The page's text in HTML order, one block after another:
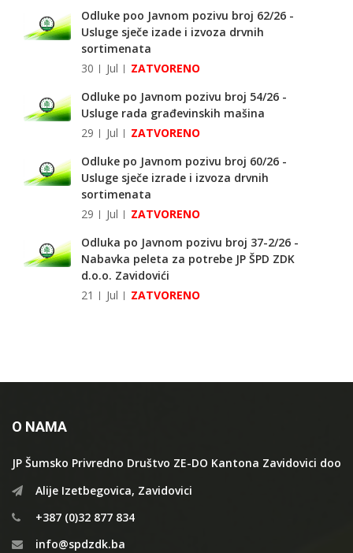
Odluke poo Javnom pozivu broj 62/26 -
Usluge sječe izade i izvoza drvnih
sortimenata
30
Jul
ZATVORENO
Odluke po Javnom pozivu broj 54/26 -
Usluge rada građevinskih mašina
29
Jul
ZATVORENO
Odluke po Javnom pozivu broj 60/26 -
Usluge sječe izrade i izvoza drvnih
sortimenata
29
Jul
ZATVORENO
Odluka po Javnom pozivu broj 37-2/26 -
Nabavka peleta za potrebe JP ŠPD ZDK
d.o.o. Zavidovići
21
Jul ZATVORENO
O NAMA
JP Šumsko Privredno Društvo ZE-DO Kantona Zavidovici doo
Alije Izetbegovica, Zavidovici
+387 (0)32 877 834
info@spdzdk.ba